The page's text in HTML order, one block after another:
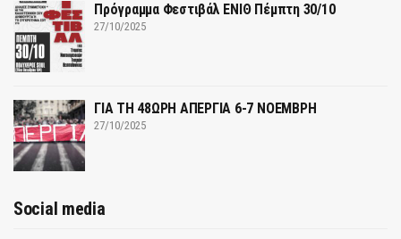
Πρόγραμμα Φεστιβάλ ΕΝΙΘ Πέμπτη 30/10
27/10/2025
ΓΙΑ ΤΗ 48ΩΡΗ ΑΠΕΡΓΙΑ 6-7 ΝΟΕΜΒΡΗ
27/10/2025
Social media